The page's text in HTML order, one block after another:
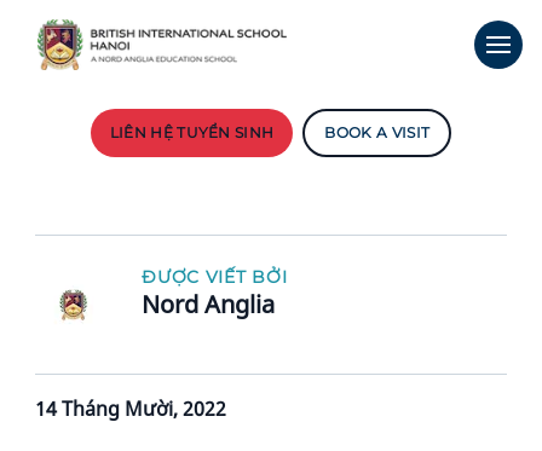
LIÊN HỆ TUYỂN SINH BOOK A VISIT
ĐƯỢC VIẾT BỞI
Nord Anglia
14 Tháng Mười, 2022